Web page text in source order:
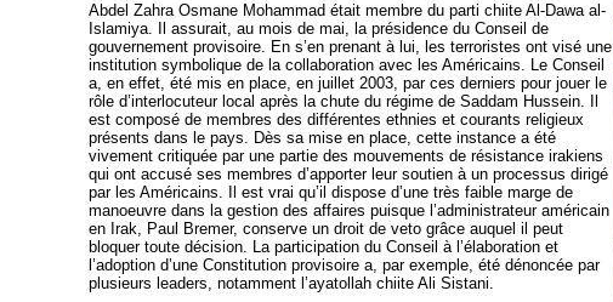
Abdel Zahra Osmane Mohammad était membre du parti chiite Al-Dawa al-
Islamiya. Il assurait, au mois de mai, la présidence du Conseil de
gouvernement provisoire. En s’en prenant à lui, les terroristes ont visé une
institution symbolique de la collaboration avec les Américains. Le Conseil
a, en effet, été mis en place, en juillet 2003, par ces derniers pour jouer le
rôle d’interlocuteur local après la chute du régime de Saddam Hussein. Il
est composé de membres des différentes ethnies et courants religieux
présents dans le pays. Dès sa mise en place, cette instance a été
vivement critiquée par une partie des mouvements de résistance irakiens
qui ont accusé ses membres d’apporter leur soutien à un processus dirigé
par les Américains. Il est vrai qu’il dispose d’une très faible marge de
manoeuvre dans la gestion des affaires puisque l’administrateur américain
en Irak, Paul Bremer, conserve un droit de veto grâce auquel il peut
bloquer toute décision. La participation du Conseil à l’élaboration et
l’adoption d’une Constitution provisoire a, par exemple, été dénoncée par
plusieurs leaders, notamment l’ayatollah chiite Ali Sistani.